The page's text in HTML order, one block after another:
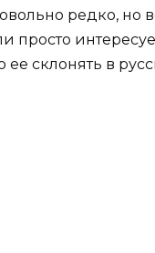
редко, но
просто
склонять в